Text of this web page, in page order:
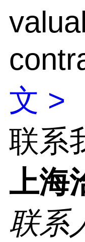
文 >
联系
上海
联系